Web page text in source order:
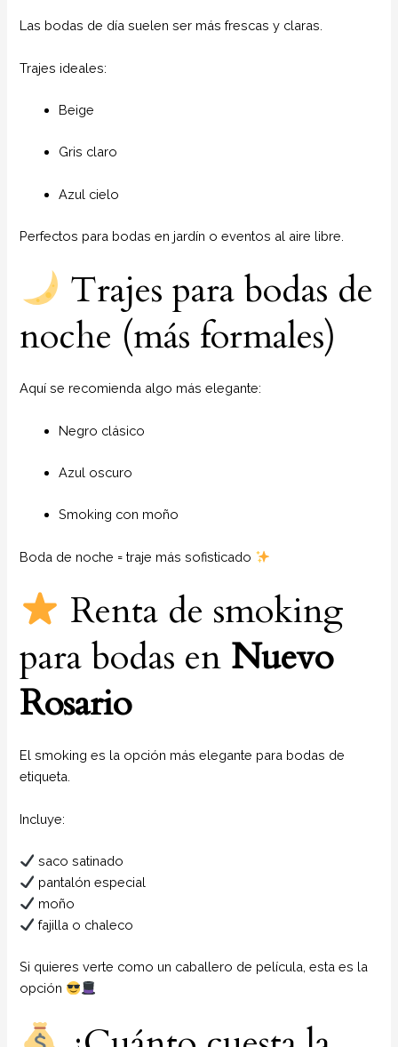
Las bodas de día suelen ser más frescas y claras.
Trajes ideales:
Beige
Gris claro
Azul cielo
Perfectos para bodas en jardín o eventos al aire libre.
Trajes para bodas de
noche (más formales)
Aquí se recomienda algo más elegante:
Negro clásico
Azul oscuro
Smoking con moño
Boda de noche = traje más sofisticado
Renta de smoking
para bodas en Nuevo
Rosario
El smoking es la opción más elegante para bodas de
etiqueta.
Incluye:
saco satinado
pantalón especial
moño
fajilla o chaleco
Si quieres verte como un caballero de película, esta es la
opción